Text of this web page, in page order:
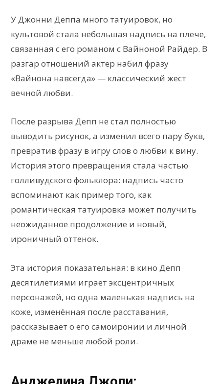
У Джонни Деппа много татуировок, но
культовой стала небольшая надпись на плече,
связанная с его романом с Вайноной Райдер. В
разгар отношений актёр набил фразу
«Вайнона навсегда» — классический жест
вечной любви.
После разрыва Депп не стал полностью
выводить рисунок, а изменил всего пару букв,
превратив фразу в игру слов о любви к вину.
История этого превращения стала частью
голливудского фольклора: надпись часто
вспоминают как пример того, как
романтическая татуировка может получить
неожиданное продолжение и новый,
ироничный оттенок.
Эта история показательная: в кино Депп
десятилетиями играет эксцентричных
персонажей, но одна маленькая надпись на
коже, изменённая после расставания,
рассказывает о его самоиронии и личной
драме не меньше любой роли.